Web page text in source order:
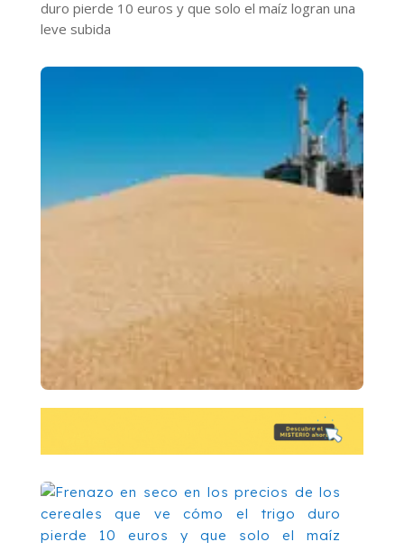
duro pierde 10 euros y que solo el maíz logran una
leve subida